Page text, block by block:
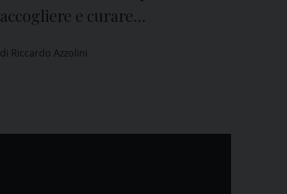
accogliere e curare
di Riccardo Azzolini